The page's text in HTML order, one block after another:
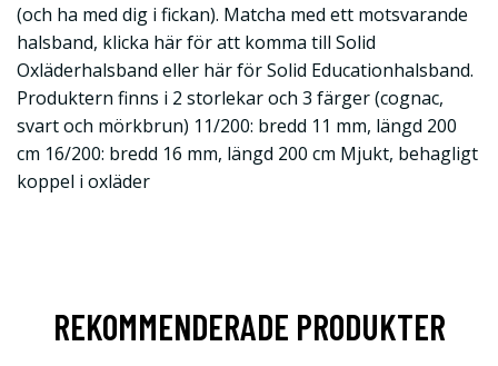
(och ha med dig i fickan). Matcha med ett motsvarande
halsband, klicka här för att komma till Solid
Oxläderhalsband eller här för Solid Educationhalsband.
Produktern finns i 2 storlekar och 3 färger (cognac,
svart och mörkbrun) 11/200: bredd 11 mm, längd 200
cm 16/200: bredd 16 mm, längd 200 cm Mjukt, behagligt
koppel i oxläder
REKOMMENDERADE PRODUKTER